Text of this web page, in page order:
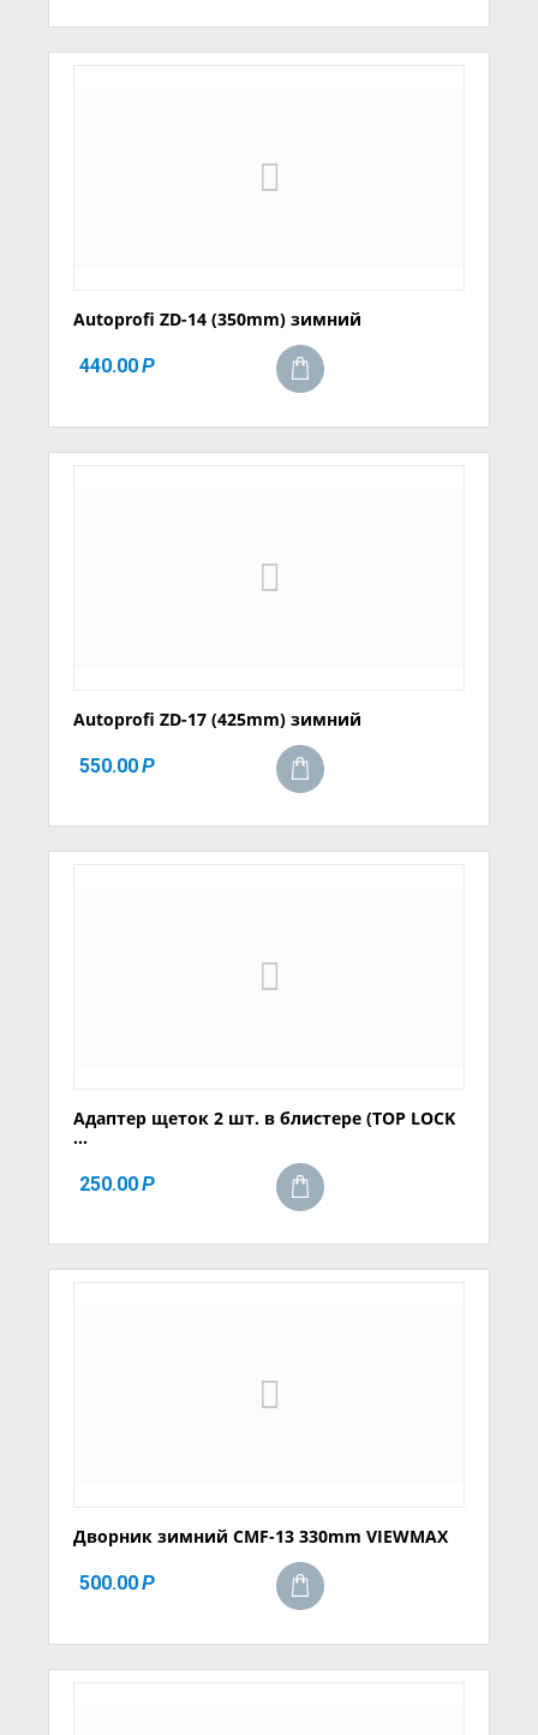
Autoprofi ZD-14 (350mm) зимний
440.00Р
Autoprofi ZD-17 (425mm) зимний
550.00Р
Адаптер щеток 2 шт. в блистере (TOP LOCK
...
250.00Р
Дворник зимний CMF-13 330mm VIEWMAX
500.00Р